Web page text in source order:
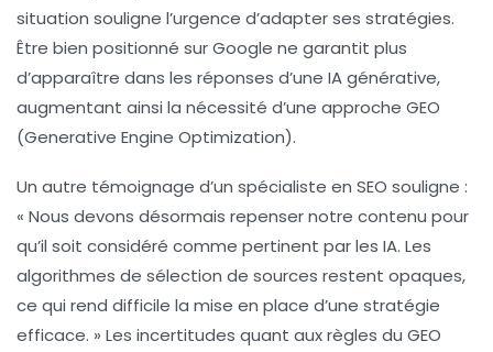
situation souligne l’urgence d’adapter ses stratégies.
Être bien positionné sur Google ne garantit plus
d’apparaître dans les réponses d’une IA générative,
augmentant ainsi la nécessité d’une approche GEO
(Generative Engine Optimization).
Un autre témoignage d’un spécialiste en SEO souligne :
« Nous devons désormais repenser notre contenu pour
qu’il soit considéré comme pertinent par les IA. Les
algorithmes de sélection de sources restent opaques,
ce qui rend difficile la mise en place d’une stratégie
efficace. » Les incertitudes quant aux règles du GEO